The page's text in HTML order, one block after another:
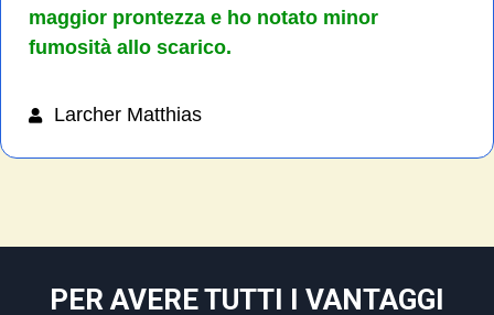
maggior prontezza e ho notato minor
fumosità allo scarico.
Larcher Matthias
PER AVERE TUTTI I VANTAGGI